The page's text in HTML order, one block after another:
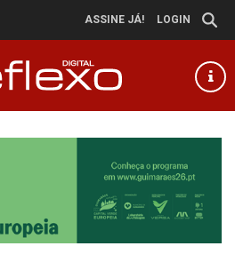
ASSINE JÁ! LOGIN